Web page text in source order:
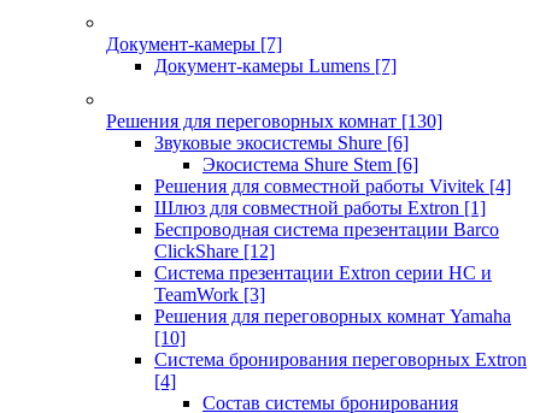
Документ-камеры [7]
Документ-камеры Lumens [7]
Решения для переговорных комнат [130]
Звуковые экосистемы Shure [6]
Экосистема Shure Stem [6]
Решения для совместной работы Vivitek [4]
Шлюз для совместной работы Extron [1]
Беспроводная система презентации Barco
ClickShare [12]
Система презентации Extron серии HC и
TeamWork [3]
Решения для переговорных комнат Yamaha
[10]
Система бронирования переговорных Extron
[4]
Состав системы бронирования